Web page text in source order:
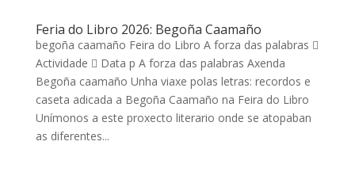
Feria do Libro 2026: Begoña Caamaño
begoña caamaño Feira do Libro A forza das palabras 
Actividade  Data p A forza das palabras Axenda
Begoña caamaño Unha viaxe polas letras: recordos e
caseta adicada a Begoña Caamaño na Feira do Libro
Unímonos a este proxecto literario onde se atopaban
as diferentes...